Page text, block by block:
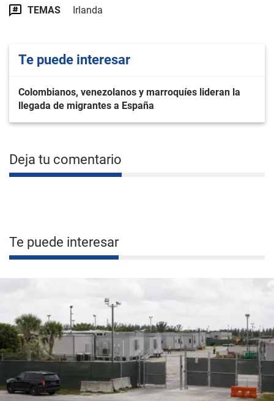
TEMAS Irlanda
Te puede interesar
Colombianos, venezolanos y marroquíes lideran la
llegada de migrantes a España
Deja tu comentario
Te puede interesar